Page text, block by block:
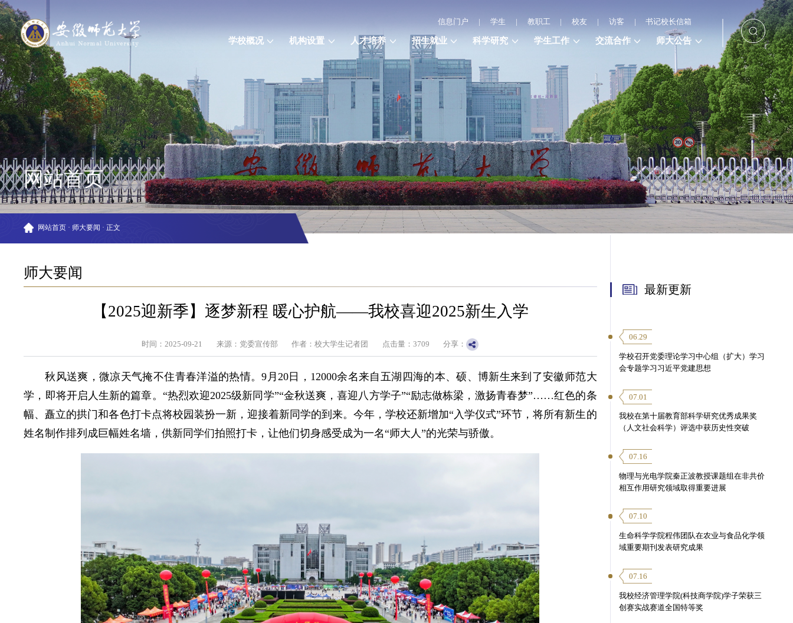
信息门户 | 学生 | 教职工 | 校友 | 访客 | 书记校长信箱
学校概况 机构设置 人才培养 招生就业 科学研究 学生工作 交流合作 师大公告
网站首页
网站首页 · 师大要闻 · 正文
师大要闻
【2025迎新季】逐梦新程 暖心护航——我校喜迎2025新生入学
时间：2025-09-21 来源：党委宣传部 作者：校大学生记者团 点击量： 3709 分享：
秋风送爽，微凉天气掩不住青春洋溢的热情。9月20日，12000余名来自五湖四海的本、硕、博新生来到了安徽师范大
学，即将开启人生新的篇章。“热烈欢迎2025级新同学”“金秋送爽，喜迎八方学子”“励志做栋梁，激扬青春梦”……红色的条
幅、矗立的拱门和各色打卡点将校园装扮一新，迎接着新同学的到来。今年，学校还新增加“入学仪式”环节，将所有新生的
姓名制作排列成巨幅姓名墙，供新同学们拍照打卡，让他们切身感受成为一名“师大人”的光荣与骄傲。
最新更新
06.29
学校召开党委理论学习中心组（扩大）学习
会专题学习习近平党建思想
07.01
我校在第十届教育部科学研究优秀成果奖
（人文社会科学）评选中获历史性突破
07.16
物理与光电学院秦正波教授课题组在非共价
相互作用研究领域取得重要进展
07.10
生命科学学院程伟团队在农业与食品化学领
域重要期刊发表研究成果
07.16
我校经济管理学院(科技商学院)学子荣获三
创赛实战赛道全国特等奖